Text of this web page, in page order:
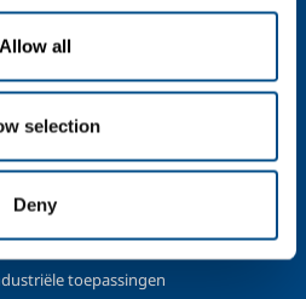
Allow all
selection
Deny
toepassingen